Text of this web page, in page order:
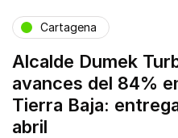
Cartagena
Alcalde Dumek
avances del 84%
Tierra Baja:
abril